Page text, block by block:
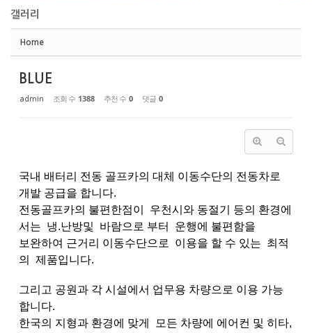
갤러리
Home
BLUE
admin 조회 수 1388 추천 수 0 댓글 0
국내 배터리 전동 골프카의 대체 이동수단의 전동차로
개발 공급을 합니다.
전동골프카의 불편한점이 우천시와 동절기 등의 환경에
서는 냉.난방및 바람으로 부터 운행에 불편함을
보완하여 근거리 이동수단으로 이용을 할 수 있는 최적
의 제품입니다.
그리고 공원과 각 시설에서 업무용 차량으로 이용 가능
합니다.
한국의 지형과 환경에 맞게 모든 차량에 에어컨 및 히타,